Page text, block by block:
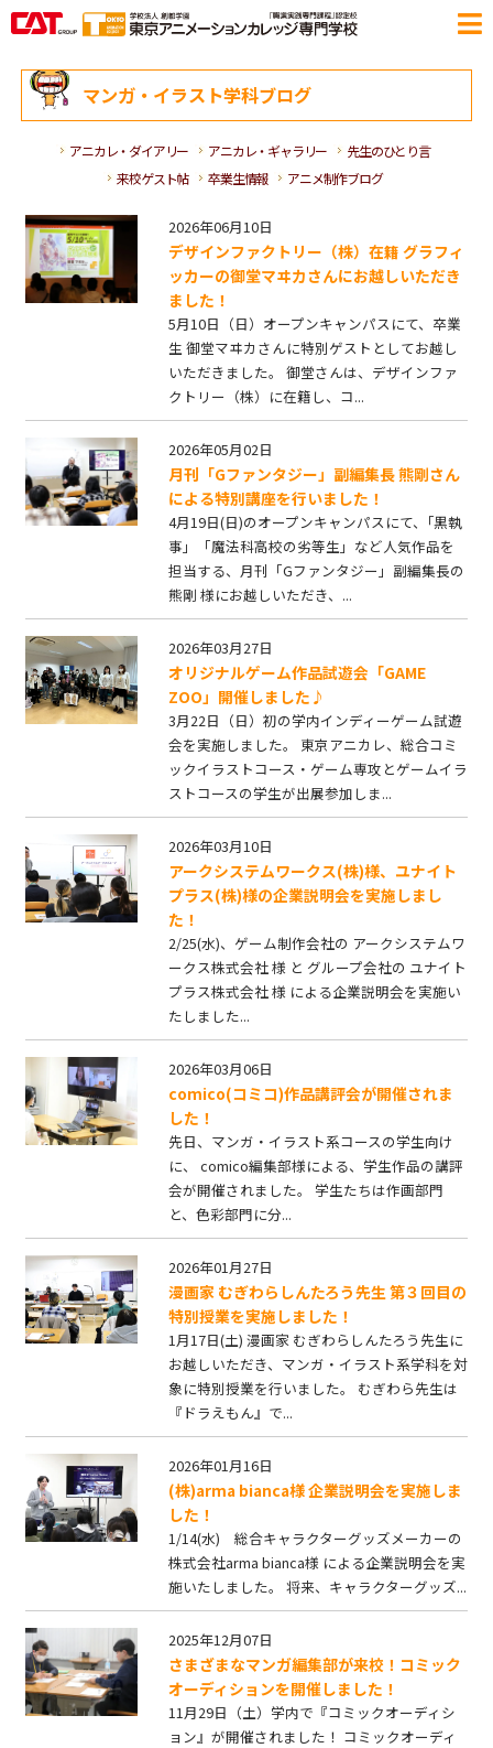
マンガ・イラスト学科ブログ
アニカレ・ダイアリー アニカレ・ギャラリー
先生のひとり言
来校ゲスト帖
卒業生情報 アニメ制作ブログ
2026年06月10日
デザインファクトリー（株）在籍 グラフィ
ッカーの御堂マヰカさんにお越しいただき
ました！
5月10日（日）オープンキャンパスにて、卒業
生 御堂マヰカさんに特別ゲストとしてお越し
いただきました。 御堂さんは、デザインファ
クトリー（株）に在籍し、コ...
2026年05月02日
月刊「Gファンタジー」副編集長 熊剛さん
による特別講座を行いました！
4月19日(日)のオープンキャンパスにて、｢黒執
事」「魔法科高校の劣等生」など人気作品を
担当する、月刊「Gファンタジー」副編集長の
熊剛 様にお越しいただき、...
2026年03月27日
オリジナルゲーム作品試遊会「GAME
ZOO」開催しました♪
3月22日（日）初の学内インディーゲーム試遊
会を実施しました。 東京アニカレ、総合コミ
ックイラストコース・ゲーム専攻とゲームイラ
ストコースの学生が出展参加しま...
2026年03月10日
アークシステムワークス(株)様、ユナイト
プラス(株)様の企業説明会を実施しまし
た！
2/25(水)、ゲーム制作会社の アークシステムワ
ークス株式会社 様 と グループ会社の ユナイト
プラス株式会社 様 による企業説明会を実施い
たしました...
2026年03月06日
comico(コミコ)作品講評会が開催されま
した！
先日、マンガ・イラスト系コースの学生向け
に、 comico編集部様による、学生作品の講評
会が開催されました。 学生たちは作画部門
と、色彩部門に分...
2026年01月27日
漫画家 むぎわらしんたろう先生 第３回目の
特別授業を実施しました！
1月17日(土) 漫画家 むぎわらしんたろう先生に
お越しいただき、マンガ・イラスト系学科を対
象に特別授業を行いました。 むぎわら先生は
『ドラえもん』で...
2026年01月16日
(株)arma bianca様 企業説明会を実施しま
した！
1/14(水) 総合キャラクターグッズメーカーの
株式会社arma bianca様 による企業説明会を実
施いたしました。 将来、キャラクターグッズ...
2025年12月07日
さまざまなマンガ編集部が来校！コミック
オーディションを開催しました！
11月29日（土）学内で『コミックオーディシ
ョン』が開催されました！ コミックオーディ